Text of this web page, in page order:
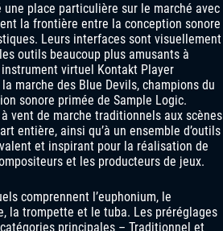
une place particulière sur le marché avec
la frontière entre la conception sonore
Leurs interfaces sont visuellement
outils beaucoup plus amusants à
virtuel Kontakt Player
marche des Blue Devils, champions du
sonore primée de Sample Logic.
vent de marche traditionnels aux scènes
entière, ainsi qu’à un ensemble d’outils
et inspirant pour la réalisation de
et les producteurs de jeux.
comprennent l’euphonium, le
la trompette et le tuba. Les préréglages
principales – Traditionnel et